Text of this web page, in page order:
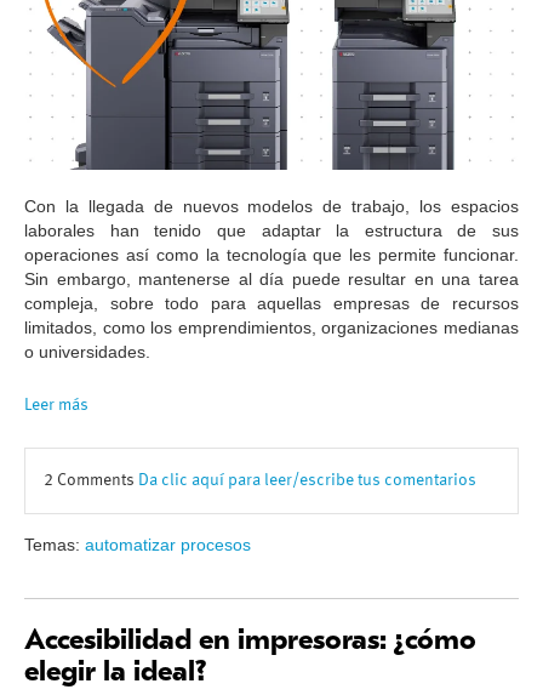
Con la llegada de nuevos modelos de trabajo, los espacios
laborales han tenido que adaptar la estructura de sus
operaciones así como la tecnología que les permite funcionar.
Sin embargo, mantenerse al día puede resultar en una tarea
compleja, sobre todo para aquellas empresas de recursos
limitados, como los emprendimientos, organizaciones medianas
o universidades.
Leer más
2 Comments Da clic aquí para leer/escribe tus comentarios
Temas: automatizar procesos
Accesibilidad en impresoras: ¿cómo
elegir la ideal?